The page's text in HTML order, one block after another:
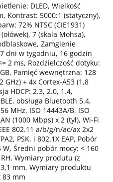
DLED, Wielkość
Kontrast: 5000:1 (statyczny),
72% NTSC (CIE1931)
7 (skala Mohsa),
Zamglenie
dni w tygodniu, 16 godzin
2 ms, Rozdzielczość dotyku:
Pamięć wewnętrzna: 128
GHz) + 4x Cortex-A53 (1,8
HDCP: 2.3, 2.0, 1.4,
obsługa Bluetooth 5.4,
MHz, ISO 14443A/B, ISO
(1000 Mbps) x 2 (tył), Wi-Fi
802.11 a/b/g/n/ac/ax 2x2
PSK, i 802.1X EAP, Pobór
Średni pobór mocy: < 160
Wymiary produtu (z
mm, Wymiary produktu
83 mm